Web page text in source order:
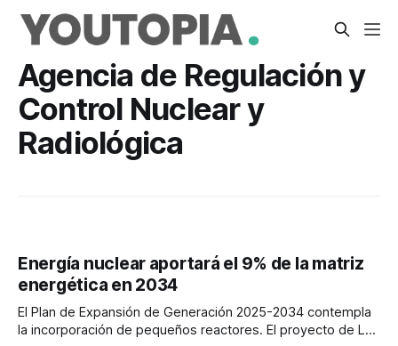
Agencia de Regulación y
Control Nuclear y
Radiológica
Energía nuclear aportará el 9% de la matriz
energética en 2034
El Plan de Expansión de Generación 2025-2034 contempla
la incorporación de pequeños reactores. El proyecto de Ley